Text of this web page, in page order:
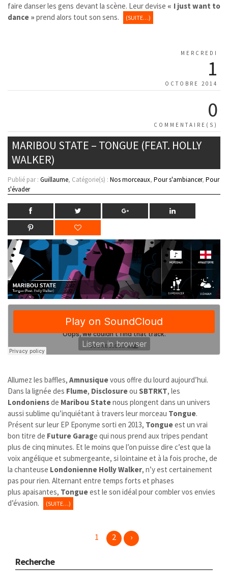
faire danser les gens devant la scène. Leur devise « I just want to
dance » prend alors tout son sens. (SUITE…)
MERCREDI
1
OCTOBRE 2014
0
COMMENTAIRE(S)
MARIBOU STATE – TONGUE (FEAT. HOLLY
WALKER)
Publié par : Guillaume, Catégorie(s) : Nos morceaux, Pour s'ambiancer, Pour
s'évader
Allumez les baffles, Amnusiquevous offre du lourd aujourd’hui.
Dans la lignée des Flume, Disclosureou SBTRKT, les
Londoniensde Maribou Statenous plongent dans un univers
aussi sublime qu’inquiétant à travers leur morceau Tongue.
Présent sur leur EP Eponyme sorti en 2013, Tongueest un vrai
bon titre de Future Garage qui nous prend aux tripes pendant
plus de cinq minutes. Et le moins que l’on puisse dire c’est que la
voix angélique et submergeante, si lointaine et à la fois proche, de
la chanteuse Londonienne Holly Walker, n’y est certainement
pas pour rien. Alternant entre temps forts et phases
plus apaisantes, Tongueest le son idéal pour combler vos envies
d’évasion.
(SUITE…)
1 2 ›
Recherche